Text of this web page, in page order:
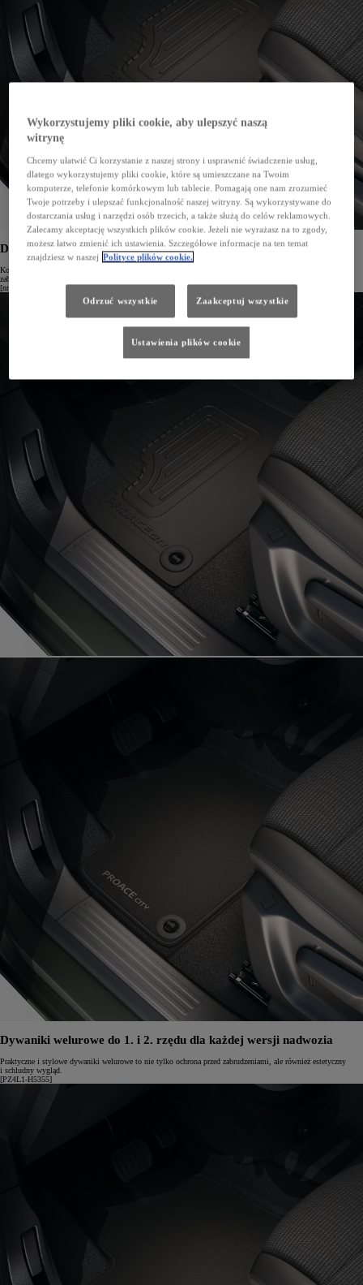
Dywaniki gumowe do 1. rzędu dla nadwozia L1 i L2
Komplet dywaników gumowych do 1. rzędu siedzeń to niezawodna ochrona wnętrza przed błotem,
zabrudzeniami i piachem.
[nr kat. PZ4L1-H5350]
Dywaniki welurowe do 1. i 2. rzędu dla każdej wersji nadwozia
Praktyczne i stylowe dywaniki welurowe to nie tylko ochrona przed zabrudzeniami, ale również estetyczny
i schludny wygląd.
[PZ4L1-H5355]
Wykorzystujemy pliki cookie, aby ulepszyć naszą
witrynę
Chcemy ułatwić Ci korzystanie z naszej strony i usprawnić świadczenie usług,
dlatego wykorzystujemy pliki cookie, które są umieszczane na Twoim
komputerze, telefonie komórkowym lub tablecie. Pomagają one nam zrozumieć
Twoje potrzeby i ulepszać funkcjonalność naszej witryny. Są wykorzystywane do
dostarczania usług i narzędzi osób trzecich, a także służą do celów reklamowych.
Zalecamy akceptację wszystkich plików cookie. Jeżeli nie wyrażasz na to zgody,
możesz łatwo zmienić ich ustawienia. Szczegółowe informacje na ten temat
znajdziesz w naszej Polityce plików cookie.
Odrzuć wszystkie Zaakceptuj wszystkie
Ustawienia plików cookie